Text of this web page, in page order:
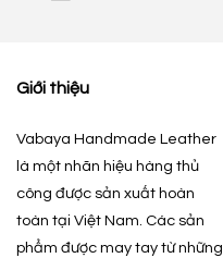
Giới thiệu
Vabaya Handmade Leather
là một nhãn hiệu hàng thủ
công được sản xuất hoàn
toàn tại Việt Nam. Các sản
phẩm được may tay từ những